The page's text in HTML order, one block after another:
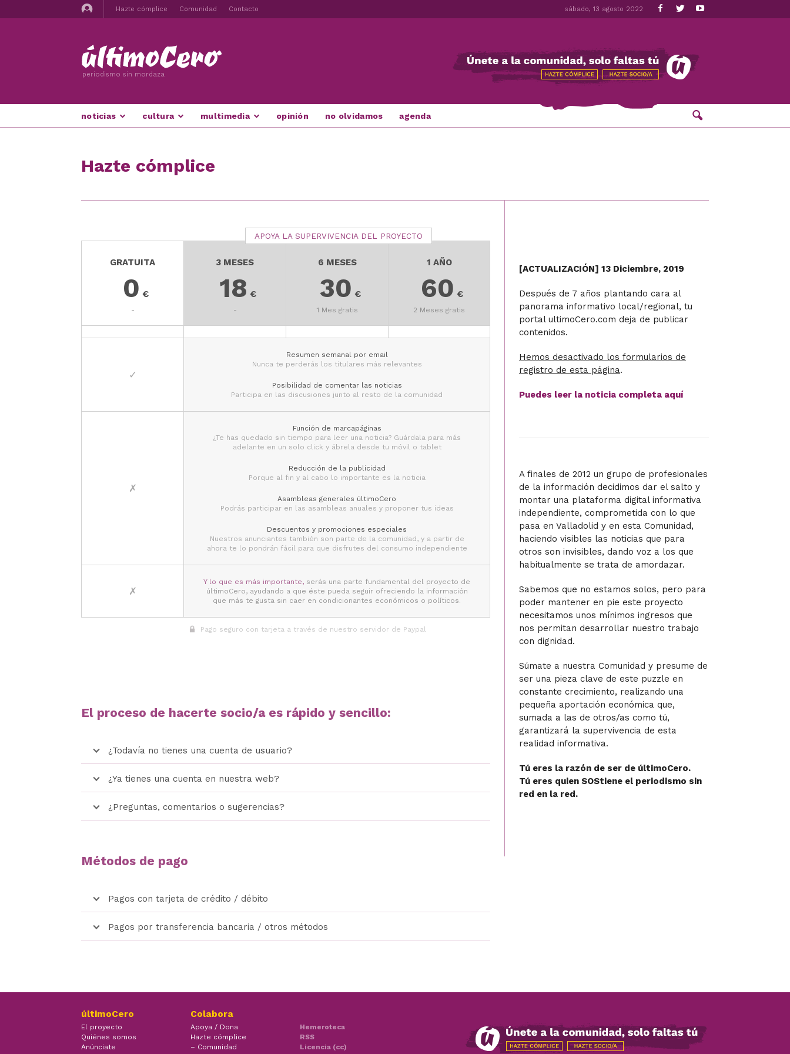
Hazte cómplice Comunidad Contacto sábado, 13 agosto 2022
periodismo sin mordaza
noticias cultura multimedia opinión no olvidamos agenda
Hazte cómplice
APOYA LA SUPERVIVENCIA DEL PROYECTO
GRATUITA
0 €
-
3 MESES
18 €
-
6 MESES
30 €
1 Mes gratis
1 AÑO
60 €
2 Meses gratis
✓
Resumen semanal por email
Nunca te perderás los titulares más relevantes
Posibilidad de comentar las noticias
Participa en las discusiones junto al resto de la comunidad
✗
Función de marcapáginas
¿Te has quedado sin tiempo para leer una noticia? Guárdala para más
adelante en un solo click y ábrela desde tu móvil o tablet
Reducción de la publicidad
Porque al fin y al cabo lo importante es la noticia
Asambleas generales últimoCero
Podrás participar en las asambleas anuales y proponer tus ideas
Descuentos y promociones especiales
Nuestros anunciantes también son parte de la comunidad, y a partir de
ahora te lo pondrán fácil para que disfrutes del consumo independiente
✗
Y lo que es más importante, serás una parte fundamental del proyecto de
últimoCero, ayudando a que éste pueda seguir ofreciendo la información
que más te gusta sin caer en condicionantes económicos o políticos.
Pago seguro con tarjeta a través de nuestro servidor de Paypal
El proceso de hacerte socio/a es rápido y sencillo:
¿Todavía no tienes una cuenta de usuario?
¿Ya tienes una cuenta en nuestra web?
¿Preguntas, comentarios o sugerencias?
Métodos de pago
Pagos con tarjeta de crédito / débito
Pagos por transferencia bancaria / otros métodos
[ACTUALIZACIÓN] 13 Diciembre, 2019
Después de 7 años plantando cara al
panorama informativo local/regional, tu
portal ultimoCero.com deja de publicar
contenidos.
Hemos desactivado los formularios de
registro de esta página.
Puedes leer la noticia completa aquí
A finales de 2012 un grupo de profesionales
de la información decidimos dar el salto y
montar una plataforma digital informativa
independiente, comprometida con lo que
pasa en Valladolid y en esta Comunidad,
haciendo visibles las noticias que para
otros son invisibles, dando voz a los que
habitualmente se trata de amordazar.
Sabemos que no estamos solos, pero para
poder mantener en pie este proyecto
necesitamos unos mínimos ingresos que
nos permitan desarrollar nuestro trabajo
con dignidad.
Súmate a nuestra Comunidad y presume de
ser una pieza clave de este puzzle en
constante crecimiento, realizando una
pequeña aportación económica que,
sumada a las de otros/as como tú,
garantizará la supervivencia de esta
realidad informativa.
Tú eres la razón de ser de últimoCero.
Tú eres quien SOStiene el periodismo sin
red en la red.
últimoCero
El proyecto
Quiénes somos
Anúnciate
Colabora
Apoya / Dona
Hazte cómplice
– Comunidad
Hemeroteca
RSS
Licencia (cc)